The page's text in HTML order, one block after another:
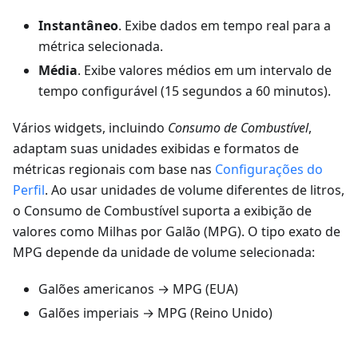
Instantâneo. Exibe dados em tempo real para a
métrica selecionada.
Média. Exibe valores médios em um intervalo de
tempo configurável (15 segundos a 60 minutos).
Vários widgets, incluindo Consumo de Combustível,
adaptam suas unidades exibidas e formatos de
métricas regionais com base nas Configurações do
Perfil. Ao usar unidades de volume diferentes de litros,
o Consumo de Combustível suporta a exibição de
valores como Milhas por Galão (MPG). O tipo exato de
MPG depende da unidade de volume selecionada:
Galões americanos → MPG (EUA)
Galões imperiais → MPG (Reino Unido)